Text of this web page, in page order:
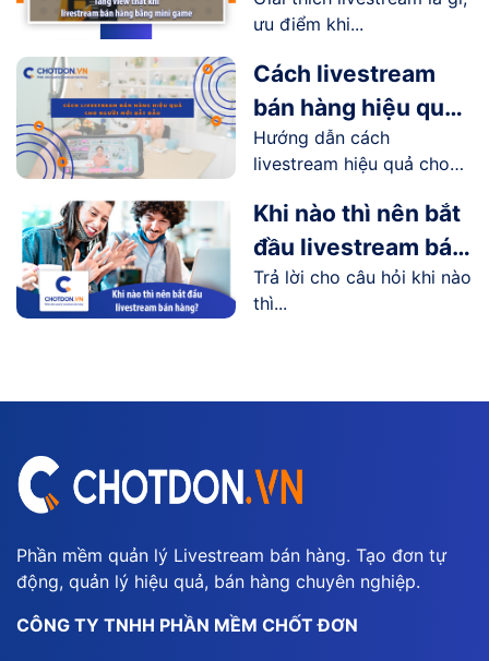
như thế nào?
ưu điểm khi...
Cách livestream
bán hàng hiệu quả
cho người mới bắt
đầu
Hướng dẫn cách
livestream hiệu quả cho
Khi nào thì nên bắt
đầu livestream bán
hàng?
Trả lời cho câu hỏi khi nào
thì...
Phần mềm quản lý Livestream bán hàng. Tạo đơn tự
động, quản lý hiệu quả, bán hàng chuyên nghiệp.
CÔNG TY TNHH PHẦN MỀM CHỐT ĐƠN